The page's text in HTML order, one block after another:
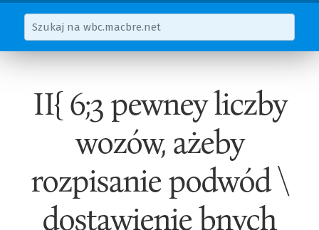
II{ 6;3 pewney liczby
wozów, ażeby
rozpisanie podwód \
dostawienie bnych